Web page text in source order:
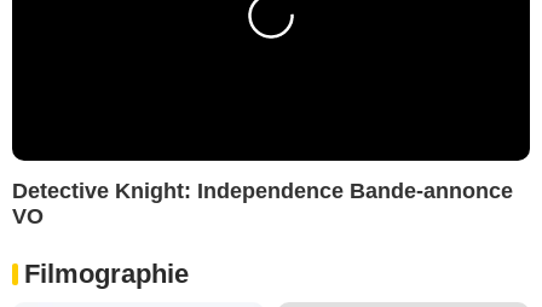
Detective Knight: Independence Bande-annonce
VO
Filmographie